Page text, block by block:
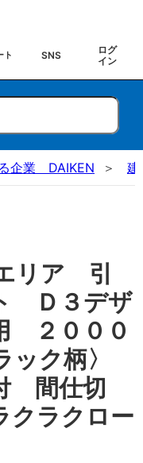
ト SNS
ログ
イン
る企業 DAIKEN 建
リア 引
Ｄ３デザ
２０００
ック柄〉
間仕切
ラクロー